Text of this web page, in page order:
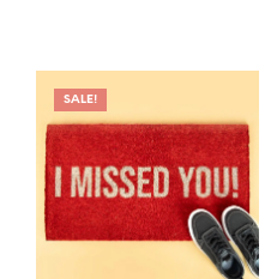
SALE!